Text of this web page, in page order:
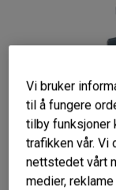
Vi bruker
til å fungere
tilby funksjoner
trafikken vår. Vi
nettstedet vårt
medier,